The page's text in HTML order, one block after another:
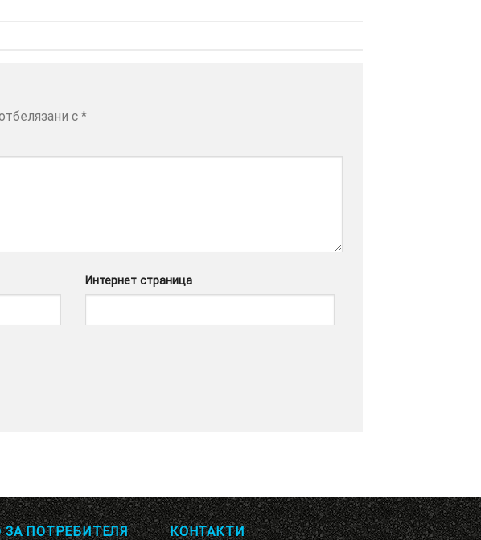
с *
Интернет страница
ЗА ПОТРЕБИТЕЛЯ КОНТАКТИ